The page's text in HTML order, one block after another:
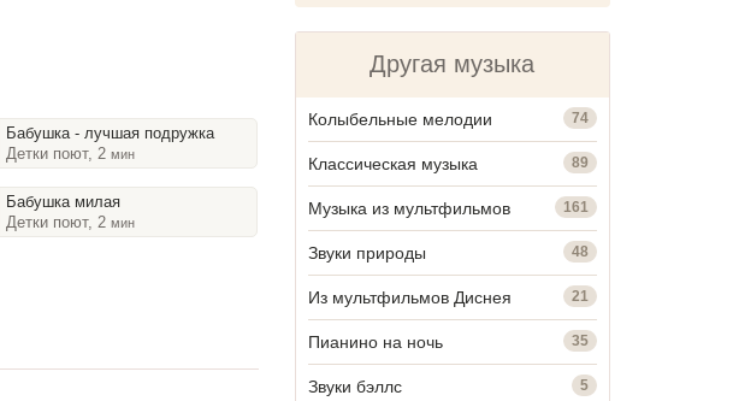
Бабушка - лучшая подружка
Детки поют, 2мин
Бабушка милая
Детки поют, 2мин
Другая музыка
Колыбельные мелодии 74
Классическая музыка 89
Музыка из мультфильмов 161
Звуки природы 48
Из мультфильмов Диснея 21
Пианино на ночь 35
Звуки бэллс 5